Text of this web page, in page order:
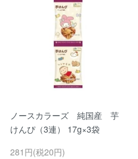
ノースカラーズ 純国産 芋
けんぴ（3連） 17g×3袋
281円(税20円)